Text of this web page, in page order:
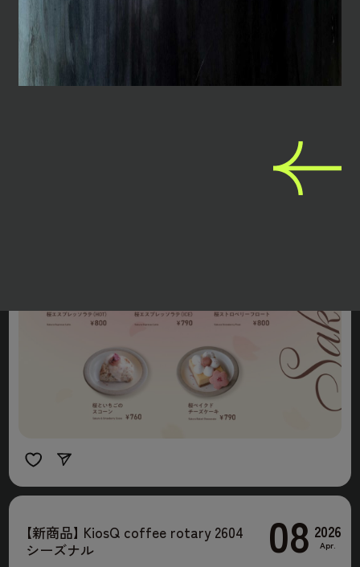
08 2026
【新商品】KiosQ coffee rotary 2604
シーズナル
08 2026
Apr.